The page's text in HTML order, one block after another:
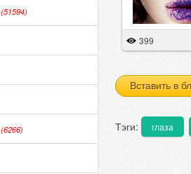
(51594)
(6266)
399
Вставить в
Тэги: глаза